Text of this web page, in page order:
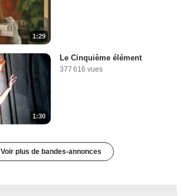
1:29
1:30
Le Cinquième élément
377 616 vues
Voir plus de bandes-annonces